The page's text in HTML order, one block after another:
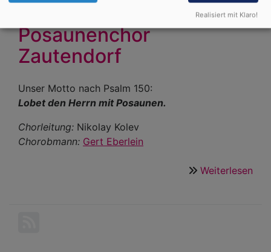
Posaunenchor
Zautendorf
Unser Motto nach Psalm 150:
Lobet den Herrn mit Posaunen.
Chorleitung: Nikolay Kolev
Chorobmann: Gert Eberlein
Weiterlesen
Realisiert mit Klaro!